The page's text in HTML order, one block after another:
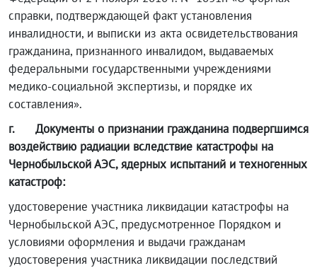
справки, подтверждающей факт установления
инвалидности, и выписки из акта освидетельствования
гражданина, признанного инвалидом, выдаваемых
федеральными государственными учреждениями
медико-социальной экспертизы, и порядке их
составления».
г. Документы о признании гражданина подвергшимся
воздействию радиации вследствие катастрофы на
Чернобыльской АЭС, ядерных испытаний и техногенных
катастроф:
удостоверение участника ликвидации катастрофы на
Чернобыльской АЭС, предусмотренное Порядком и
условиями оформления и выдачи гражданам
удостоверения участника ликвидации последствий